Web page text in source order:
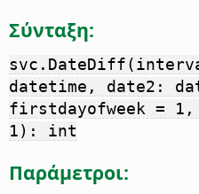
Σύνταξη:
datetime, date2:
firstdayofweek =
1): int
Παράμετροι: